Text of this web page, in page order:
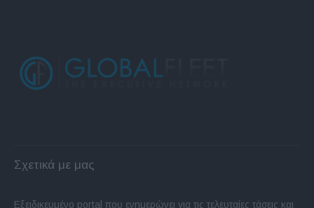
Σχετικά με μας
Εξειδικευμένο portal που ενημερώνει για τις τελευταίες τάσεις και